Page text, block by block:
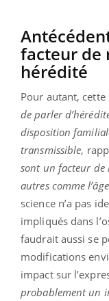
facteur de
hérédité
Pour autant, cette
de parler
disposition
transmissible,
sont un facteur de
autres comme
science n’a pas
impliqués dans
faudrait aussi se
modifications
impact sur
probablement un